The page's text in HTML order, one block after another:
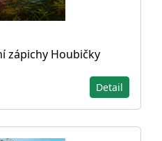
zápichy Houbičky
Detail